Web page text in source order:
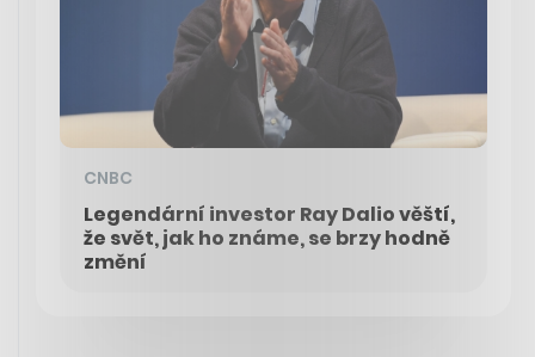
CNBC
Legendární investor Ray Dalio věští,
že svět, jak ho známe, se brzy hodně
změní